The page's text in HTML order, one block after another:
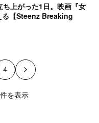
上がった1日。映画『女
る【Steenz Breaking
4
を表示